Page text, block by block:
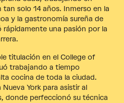
solo 14 años. Inmerso en la
y la gastronomía sureña de
rápidamente una pasión por la
titulación en el College of
trabajando a tiempo
cocina de toda la ciudad.
York para asistir al
donde perfeccionó su técnica